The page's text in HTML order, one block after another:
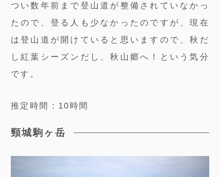
つい数年前まで登山道が整備されていなかっ
たので、登る人も少なかったのですが、現在
は登山道が開けていると思いますので、秋だ
し紅葉シーズンだし、秋山郷へ！という気分
です。
推定時間：10時間
頸城駒ヶ岳